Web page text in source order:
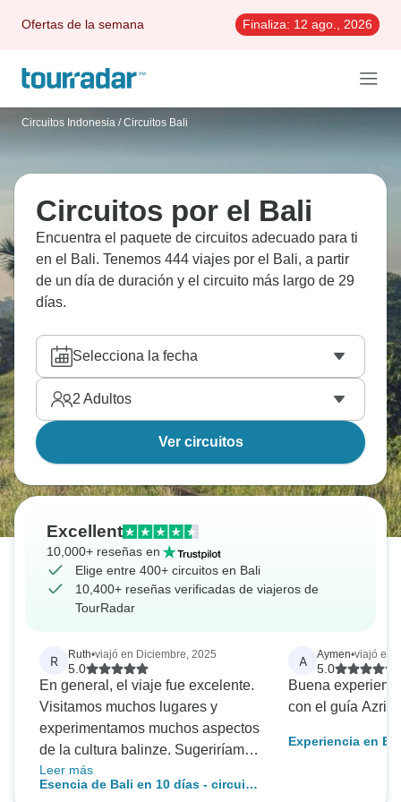
Ofertas de la semana Finaliza: 12 ago., 2026
Circuitos Indonesia / Circuitos Bali
Circuitos por el Bali
Encuentra el paquete de circuitos adecuado para ti
en el Bali. Tenemos 444 viajes por el Bali, a partir
de un día de duración y el circuito más largo de 29
días.
Selecciona la fecha
2 Adultos
Ver circuitos
Excellent
10,000+ reseñas en
Elige entre 400+ circuitos en Bali
10,400+ reseñas verificadas de viajeros de
TourRadar
R Ruth•viajó en Diciembre, 2025
5.0
En general, el viaje fue excelente.
Visitamos muchos lugares y
experimentamos muchos aspectos
de la cultura balinze. Sugeriríamos
visitar más zonas en las montañas
y también revisar la selección de
Leer más
Esencia de Bali en 10 días - circuito
A Aymen•viajó en
5.0
Buena
con el guía Azri
Experiencia en